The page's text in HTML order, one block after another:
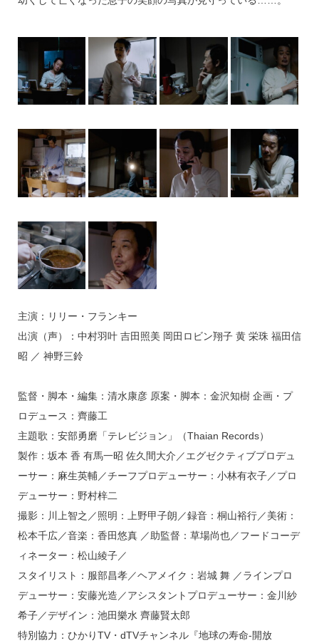
主演：リリー・フランキー
出演（声）：中村羽叶 吉田照美 岡田ロビン翔子 黄 栄珠 福田信
昭 ／ 神野三鈴
監督・脚本・編集：清水康彦 原案・脚本：金沢知樹 企画・プ
ロデュース：齊藤工
主題歌：安部勇磨「テレビジョン」（Thaian Records）
製作：坂本 香 有馬一昭 佐久間大介／エグゼクティブプロデュ
ーサー：麻生英輔／チーフプロデューサー：小林有衣子／プロ
デューサー：野村梓二
撮影：川上智之／照明：上野甲子朗／録音：桐山裕行／美術：
松本千広／音楽：香田悠真 ／助監督：草場尚也／フードコーデ
ィネーター：松山綾子／
スタイリスト：服部昌孝／ヘアメイク：岩城 舞 ／ラインプロ
デューサー：安藤光造／アシスタントプロデューサー：金川紗
希子／デザイン：池田樂水 齊藤賢太郎
特別協力：ひかりTV・dTVチャンネル『地球の寿命-開放